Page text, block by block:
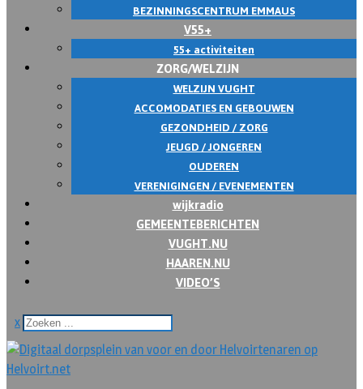
BEZINNINGSCENTRUM EMMAUS
V55+
55+ activiteiten
ZORG/WELZIJN
WELZIJN VUGHT
ACCOMODATIES EN GEBOUWEN
GEZONDHEID / ZORG
JEUGD / JONGEREN
OUDEREN
VERENIGINGEN / EVENEMENTEN
wijkradio
GEMEENTEBERICHTEN
VUGHT.NU
HAAREN.NU
VIDEO’S
x